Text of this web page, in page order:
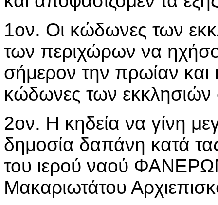
1ον. Οι κώδωνες των
των περιχώρων να
σήμερον την πρωίαν και
κώδωνες των εκκλησιών
2ον. Η κηδεία να γίνη
δημοσία δαπάνη κατά
του ιερού ναού
Μακαριωτάτου